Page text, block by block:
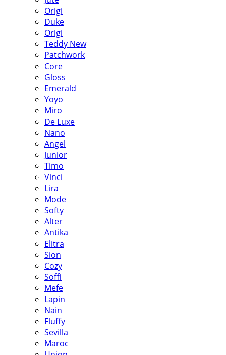
Origi
Duke
Origi
Teddy New
Patchwork
Core
Gloss
Emerald
Yoyo
Miro
De Luxe
Nano
Angel
Junior
Timo
Vinci
Lira
Mode
Softy
Alter
Antika
Elitra
Sion
Cozy
Soffi
Mefe
Lapin
Nain
Fluffy
Sevilla
Maroc